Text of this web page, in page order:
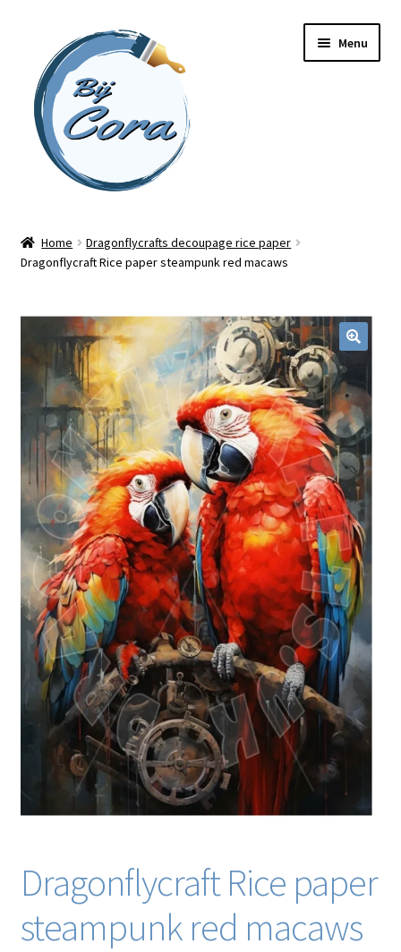
naar
navigatie
inhoud
Menu
Workshops
Online cursussen
Shop
Blog / DIY / Tutorials
Over mij
Contact
Home
Dragonflycrafts decoupage rice paper
Dragonflycraft Rice paper steampunk red macaws
Dragonflycraft Rice paper
steampunk red macaws